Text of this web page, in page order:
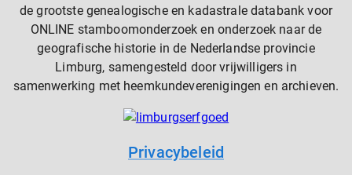
de grootste genealogische en kadastrale databank voor
ONLINE stamboomonderzoek en onderzoek naar de
geografische historie in de Nederlandse provincie
Limburg, samengesteld door vrijwilligers in
samenwerking met heemkundeverenigingen en archieven.
Privacybeleid